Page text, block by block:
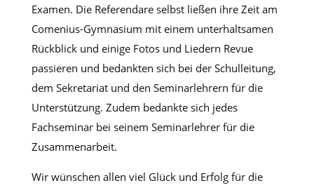
Examen. Die Referendare selbst ließen ihre Zeit am
Comenius-Gymnasium mit einem unterhaltsamen
Rückblick und einige Fotos und Liedern Revue
passieren und bedankten sich bei der Schulleitung,
dem Sekretariat und den Seminarlehrern für die
Unterstützung. Zudem bedankte sich jedes
Fachseminar bei seinem Seminarlehrer für die
Zusammenarbeit.
Wir wünschen allen viel Glück und Erfolg für die